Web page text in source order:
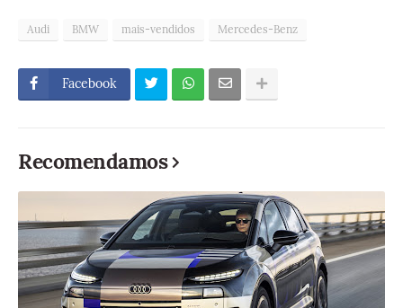
Audi BMW mais-vendidos Mercedes-Benz
Facebook
Recomendamos